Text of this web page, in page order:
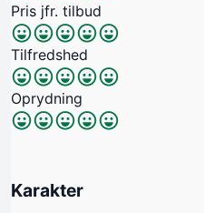
Pris jfr. tilbud
Tilfredshed
Oprydning
Karakter